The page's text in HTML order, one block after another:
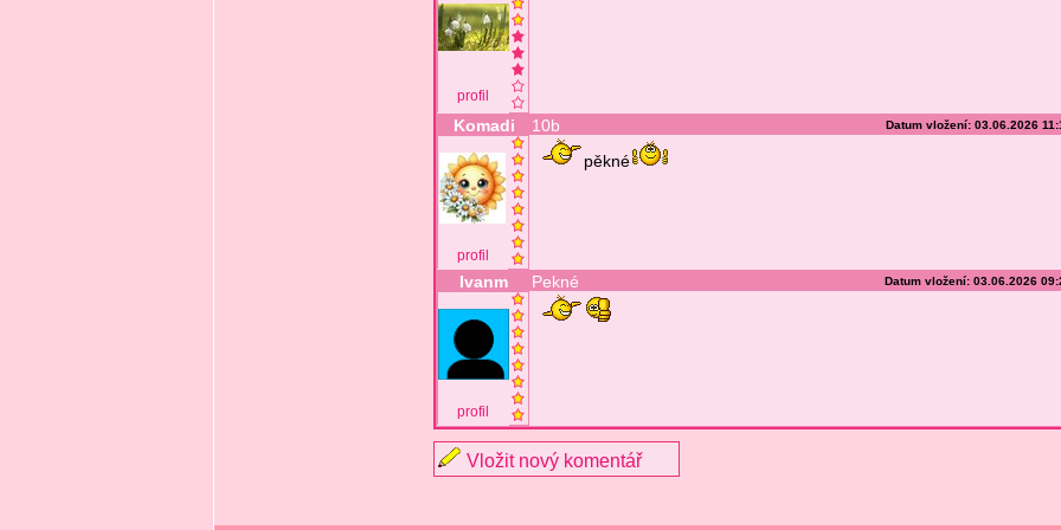
profil
Komadi 10b Datum vložení: 03.06.2026
profil
pěkné
Ivanm Pekné Datum vložení: 03.06.2026
profil
Vložit nový komentář